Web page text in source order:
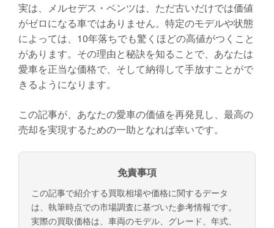
実は、メルセデス・ベンツは、ただ古いだけでは価値
がゼロになる車ではありません。特定のモデルや状態
によっては、10年落ちでも驚くほどの高値がつくこと
があります。その理由と秘訣を知ることで、あなたは
愛車を正当な価格で、そして納得して手放すことがで
きるようになります。
この記事が、あなたの愛車の価値を再発見し、最高の
売却を実現するための一助となれば幸いです。
免責事項
この記事で紹介する買取相場や価格に関するデータ
は、執筆時点での市場調査に基づいた参考情報です。
実際の買取価格は、車両のモデル、グレード、年式、